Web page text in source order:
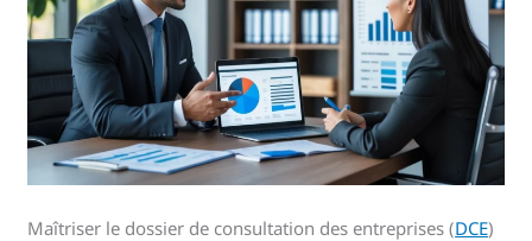
Maîtriser le dossier de consultation des entreprises (DCE)